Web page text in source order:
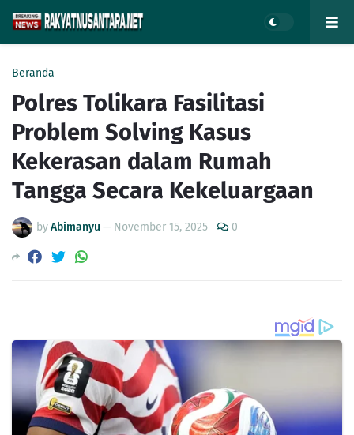
Beranda
Polres Tolikara Fasilitasi
Problem Solving Kasus
Kekerasan dalam Rumah
Tangga Secara Kekeluargaan
byAbimanyu — November 15, 2025 0